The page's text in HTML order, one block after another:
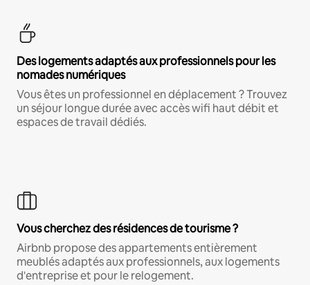
Des logements adaptés aux professionnels pour les
nomades numériques
Vous êtes un professionnel en déplacement ? Trouvez
un séjour longue durée avec accès wifi haut débit et
espaces de travail dédiés.
Vous cherchez des résidences de tourisme ?
Airbnb propose des appartements entièrement
meublés adaptés aux professionnels, aux logements
d'entreprise et pour le relogement.